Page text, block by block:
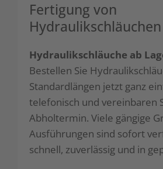
Fertigung von
Hydraulikschläuchen
Hydraulikschläuche ab
Bestellen Sie
Standardlängen jetzt ganz
telefonisch und vereinbaren
Abholtermin. Viele gängige
Ausführungen sind sofort
schnell, zuverlässig und in